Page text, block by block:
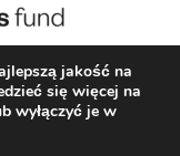
jakość na
się więcej na
wyłączyć je w